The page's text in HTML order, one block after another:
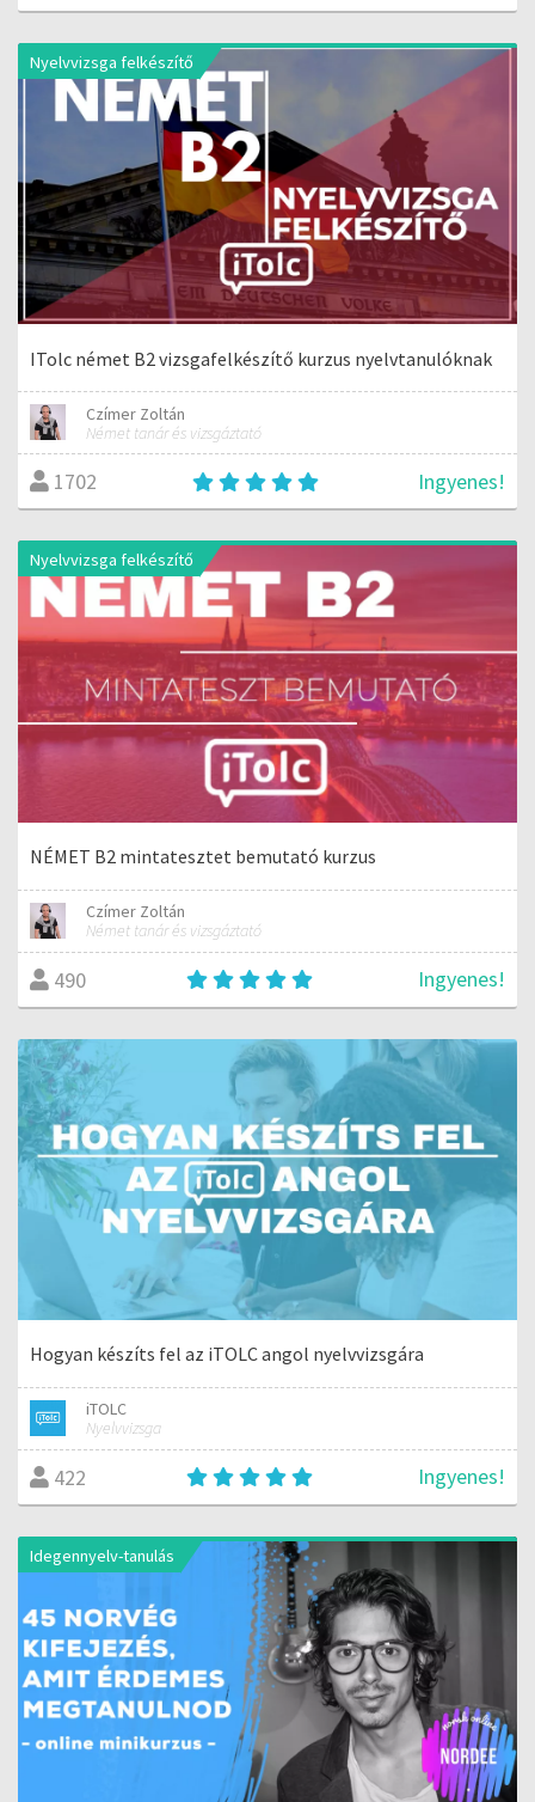
Nyelvvizsga felkészítő
ITolc német B2 vizsgafelkészítő kurzus nyelvtanulóknak
Czímer Zoltán
Német tanár és vizsgáztató
1702 Ingyenes!
Nyelvvizsga felkészítő
NÉMET B2 mintatesztet bemutató kurzus
Czímer Zoltán
Német tanár és vizsgáztató
490 Ingyenes!
Hogyan készíts fel az iTOLC angol nyelvvizsgára
iTOLC
Nyelvvizsga
422 Ingyenes!
Idegennyelv-tanulás